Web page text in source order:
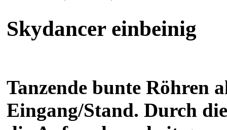
Skydancer einbeinig
Tanzende bunte Röhren
Eingang/Stand. Durch